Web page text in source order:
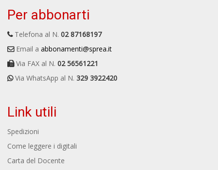
Per abbonarti
Telefona al N. 02 87168197
Email a abbonamenti@sprea.it
Via FAX al N. 02 56561221
Via WhatsApp al N. 329 3922420
Link utili
Spedizioni
Come leggere i digitali
Carta del Docente